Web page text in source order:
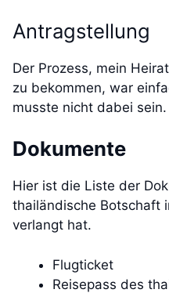
Antragstellung
Der Prozess, mein
zu bekommen, war
musste nicht dabei
Dokumente
Hier ist die Liste der
thailändische Botschaft
verlangt hat.
Flugticket
Reisepass des